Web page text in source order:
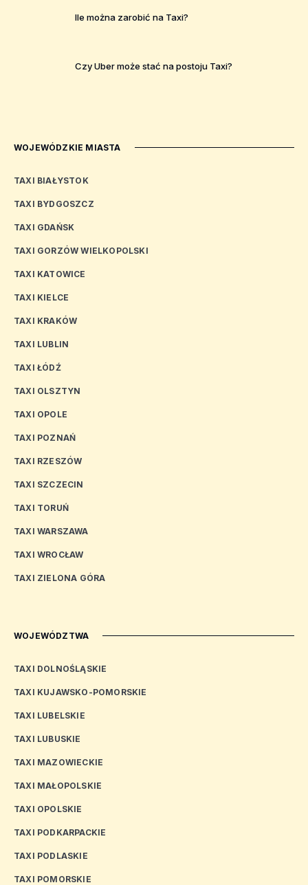
Ile można zarobić na Taxi?
Czy Uber może stać na postoju Taxi?
WOJEWÓDZKIE MIASTA
TAXI BIAŁYSTOK
TAXI BYDGOSZCZ
TAXI GDAŃSK
TAXI GORZÓW WIELKOPOLSKI
TAXI KATOWICE
TAXI KIELCE
TAXI KRAKÓW
TAXI LUBLIN
TAXI ŁÓDŹ
TAXI OLSZTYN
TAXI OPOLE
TAXI POZNAŃ
TAXI RZESZÓW
TAXI SZCZECIN
TAXI TORUŃ
TAXI WARSZAWA
TAXI WROCŁAW
TAXI ZIELONA GÓRA
WOJEWÓDZTWA
TAXI DOLNOŚLĄSKIE
TAXI KUJAWSKO-POMORSKIE
TAXI LUBELSKIE
TAXI LUBUSKIE
TAXI MAZOWIECKIE
TAXI MAŁOPOLSKIE
TAXI OPOLSKIE
TAXI PODKARPACKIE
TAXI PODLASKIE
TAXI POMORSKIE